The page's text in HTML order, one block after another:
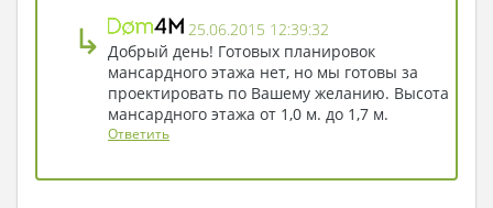
↳
25.06.2015 12:39:32
Добрый день! Готовых планировок
мансардного этажа нет, но мы готовы за
проектировать по Вашему желанию. Высота
мансардного этажа от 1,0 м. до 1,7 м.
Ответить